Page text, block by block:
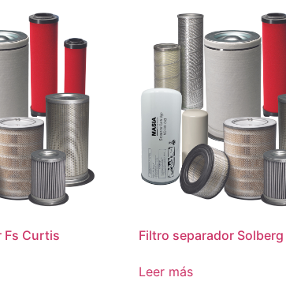
Fs Curtis
Filtro separador Solberg
Leer más